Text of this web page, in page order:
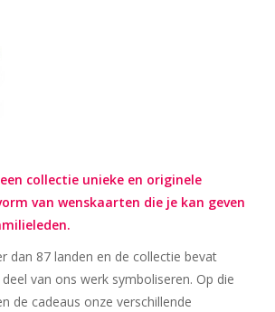
collectie unieke en originele
van wenskaarten die je kan geven
dan 87 landen en de collectie bevat
van ons werk symboliseren. Op die
de cadeaus onze verschillende